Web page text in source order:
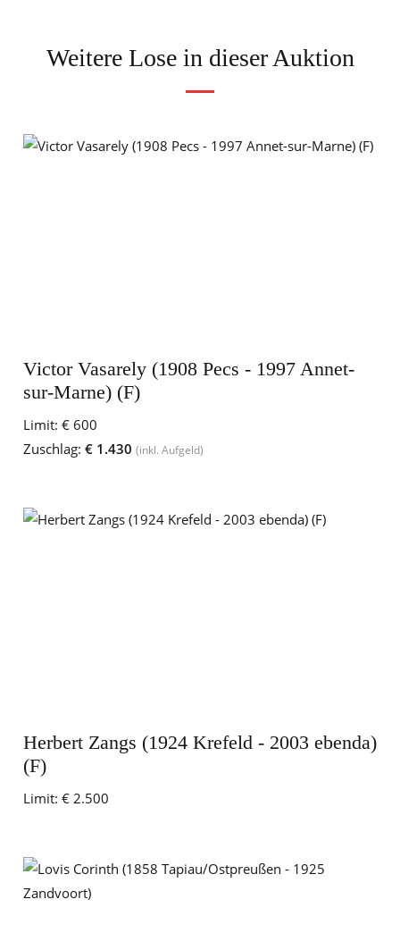
Weitere Lose in dieser Auktion
Victor Vasarely (1908 Pecs - 1997 Annet-
sur-Marne) (F)
Limit: € 600
Zuschlag: € 1.430 (inkl. Aufgeld)
Herbert Zangs (1924 Krefeld - 2003 ebenda)
(F)
Limit: € 2.500